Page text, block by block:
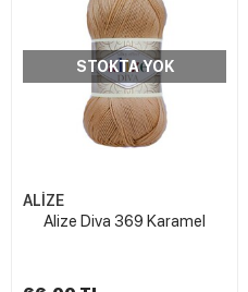
STOKTA YOK
ALİZE
Alize Diva 369 Karamel